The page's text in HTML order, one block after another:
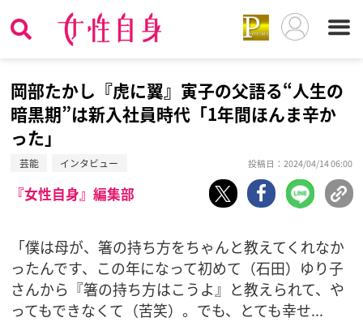
岡部たかし『虎に翼』寅子の父語る“人生の
暗黒期”は新入社員時代「1年間ほんま辛か
った」
芸能 インタビュー 投稿日：2024/04/14 06:00
『女性自身』編集部
「僕は母が、箸の持ち方をちゃんと教えてくれなか
ったんです、この年になって初めて（石田）ゆり子
さんから『箸の持ち方はこうよ』と教えられて、や
ってもできなくて（苦笑）。でも、とても幸せ...